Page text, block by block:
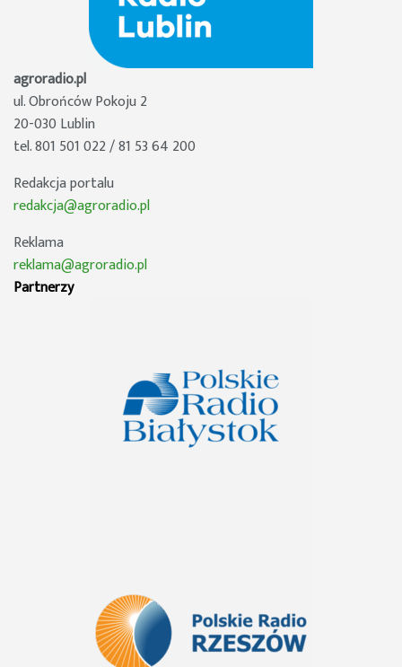
agroradio.pl
ul. Obrońców Pokoju 2
20-030 Lublin
tel. 801 501 022 / 81 53 64 200
Redakcja portalu
redakcja@agroradio.pl
Reklama
reklama@agroradio.pl
Partnerzy